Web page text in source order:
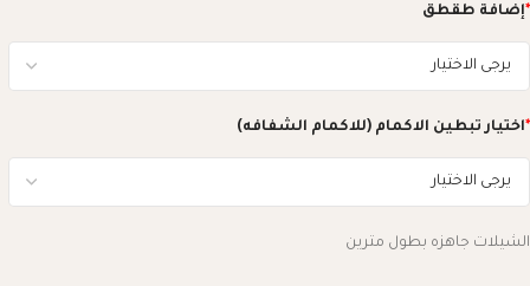
*إضافة طقطق
*اختيار تبطين الاكمام (للاكمام الشفافه)
الشيلات جاهزه بطول مترين